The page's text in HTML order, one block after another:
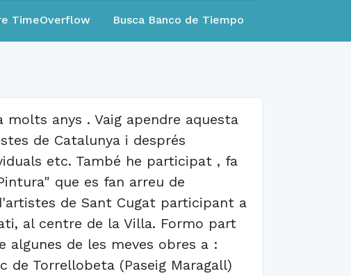
TimeOverflow Busca Banco de Tiempo
anys . Vaig apendre aquesta
de Catalunya i després
etc. També he participat , fa
que es fan arreu de
de Sant Cugat participant a
al centre de la Villa. Formo part
algunes de les meves obres a :
de Torrellobeta (Paseig Maragall)